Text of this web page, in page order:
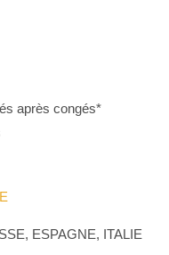
après congés*
ESPAGNE, ITALIE